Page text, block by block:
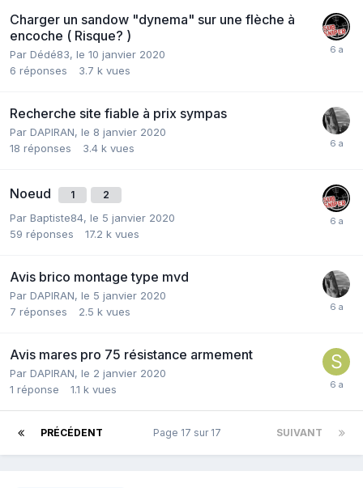
Charger un sandow "dynema" sur une flèche à
encoche ( Risque? )
Par Dédé83, le 10 janvier 2020
6 réponses 3.7 k vues
Recherche site fiable à prix sympas
Par DAPIRAN, le 8 janvier 2020
18 réponses 3.4 k vues
Noeud 1 2
Par Baptiste84, le 5 janvier 2020
59 réponses 17.2 k vues
Avis brico montage type mvd
Par DAPIRAN, le 5 janvier 2020
7 réponses 2.5 k vues
Avis mares pro 75 résistance armement
Par DAPIRAN, le 2 janvier 2020
1 réponse 1.1 k vues
PRÉCÉDENT SUIVANT
Page 17 sur 17